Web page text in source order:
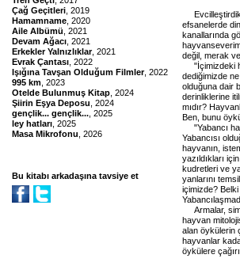
Çağ Geçitleri , 2019
Hamamname , 2020
Aile Albümü , 2021
Devam Ağacı , 2021
Erkekler Yalnızlıklar, 2021
Evrak Çantası , 2022
Işığına Tavşan Olduğum Filmler, 2022
995 km , 2023
Otelde Bulunmuş Kitap , 2024
Şiirin Eşya Deposu , 2024
gençlik... gençlik... , 2025
ley hatları , 2025
Masa Mikrofonu , 2026
Bu kitabı arkadaşına tavsiye et
efsanelerde
kanallarında
değil, merak
"İçimizdeki
dediğimizde
olduğuna dair
derinliklerine
mıdır?
Ben, bunu
"Yabancı
Yabancısı
hayvanın,
yazıldıkları
kudretleri ve
yanlarını
içimizde? Belki
Armalar,
hayvan
alan öykülerin
hayvanlar
öykülere